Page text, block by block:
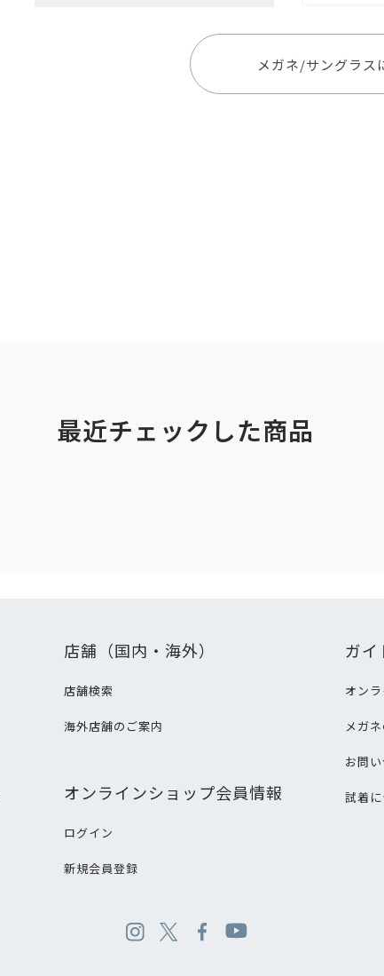
メガネ/サングラス
最近チェックした商品
店舗（国内・海外）
店舗検索
海外店舗のご案内
オンラインショップ会員情報
ログイン
新規会員登録
ガイ
オン
メガ
お問
試着